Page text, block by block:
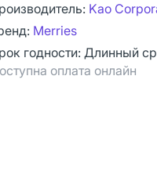
Kao
Merries
годности: Длинный
оплата онлайн